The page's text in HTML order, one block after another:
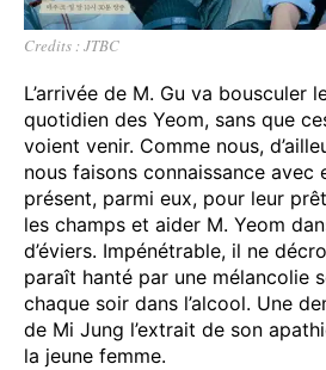
Credits : JTBC
L’arrivée de M. Gu va bousculer
quotidien des Yeom, sans que
voient venir. Comme nous,
nous faisons connaissance avec
présent, parmi eux, pour leur
les champs et aider M. Yeom
d’éviers. Impénétrable, il ne
paraît hanté par une mélancolie
chaque soir dans l’alcool. Une
de Mi Jung l’extrait de son
la jeune femme.